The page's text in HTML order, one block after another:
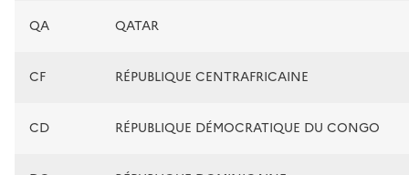
QA QATAR
CF RÉPUBLIQUE CENTRAFRICAINE
CD RÉPUBLIQUE DÉMOCRATIQUE DU CONGO